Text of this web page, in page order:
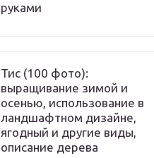
руками
Тис (100 фото):
выращивание зимой и
осенью, использование в
ландшафтном дизайне,
ягодный и другие виды,
описание дерева